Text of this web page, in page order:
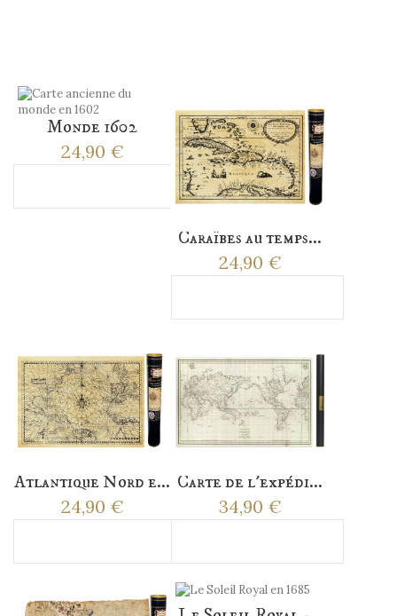
Monde 1602
24,90 €
Caraïbes au temps...
24,90 €
Atlantique Nord e...
24,90 €
Carte de l'expédi...
34,90 €